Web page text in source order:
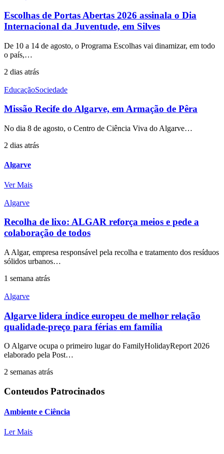
Escolhas de Portas Abertas 2026 assinala o Dia
Internacional da Juventude, em Silves
De 10 a 14 de agosto, o Programa Escolhas vai dinamizar, em todo
o país,…
2 dias atrás
EducaçãoSociedade
Missão Recife do Algarve, em Armação de Pêra
No dia 8 de agosto, o Centro de Ciência Viva do Algarve…
2 dias atrás
Algarve
Ver Mais
Algarve
Recolha de lixo: ALGAR reforça meios e pede a
colaboração de todos
A Algar, empresa responsável pela recolha e tratamento dos resíduos
sólidos urbanos…
1 semana atrás
Algarve
Algarve lidera índice europeu de melhor relação
qualidade-preço para férias em família
O Algarve ocupa o primeiro lugar do FamilyHolidayReport 2026
elaborado pela Post…
2 semanas atrás
Conteudos Patrocinados
Ambiente e Ciência
Ler Mais